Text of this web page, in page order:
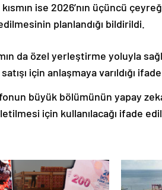
ise 2026’nın üçüncü
planlandığı bildirildi.
da özel yerleştirme yoluyla
için anlaşmaya varıldığı
büyük bölümünün yapay
için kullanılacağı ifade